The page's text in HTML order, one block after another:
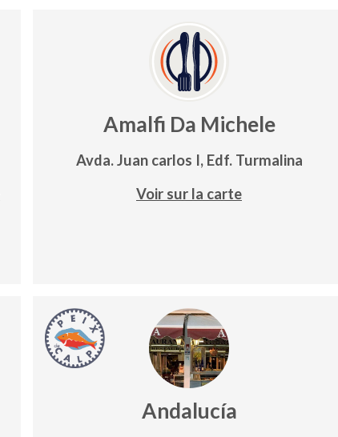
Amalfi Da Michele
Avda. Juan carlos I, Edf. Turmalina
Voir sur la carte
Andalucía